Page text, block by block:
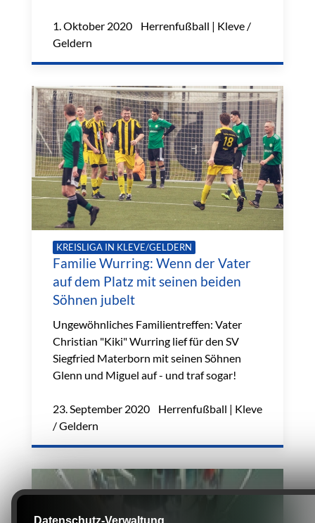
1. Oktober 2020 Herrenfußball | Kleve /
Geldern
KREISLIGA IN KLEVE/GELDERN
Familie Wurring: Wenn der Vater
auf dem Platz mit seinen beiden
Söhnen jubelt
Ungewöhnliches Familientreffen: Vater
Christian "Kiki" Wurring lief für den SV
Siegfried Materborn mit seinen Söhnen
Glenn und Miguel auf - und traf sogar!
23. September 2020 Herrenfußball | Kleve
/ Geldern
Datenschutz-Verwaltung